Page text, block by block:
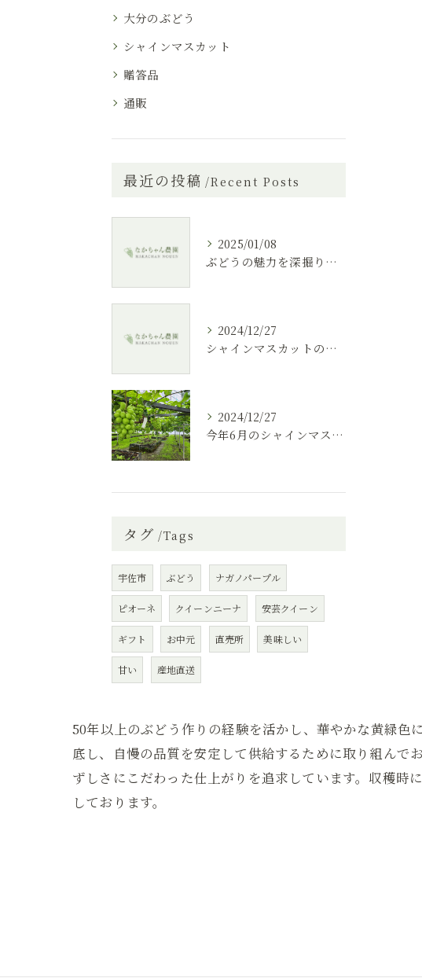
大分のぶどう
シャインマスカット
贈答品
通販
最近の投稿 Recent Posts
2025/01/08
ぶどうの魅力を深掘りする
2024/12/27
シャインマスカットの紹介
2024/12/27
今年6月のシャインマスカット根域制限栽培です
タグ Tags
宇佐市 ぶどう ナガノパープル
ピオーネ クイーンニーナ 安芸クイーン
ギフト お中元 直売所 美味しい
甘い 産地直送
50年以上のぶどう作りの経験を活かし、華やかな黄緑色
底し、自慢の品質を安定して供給するために取り組んで
ずしさにこだわった仕上がりを追求しています。収穫時
しております。